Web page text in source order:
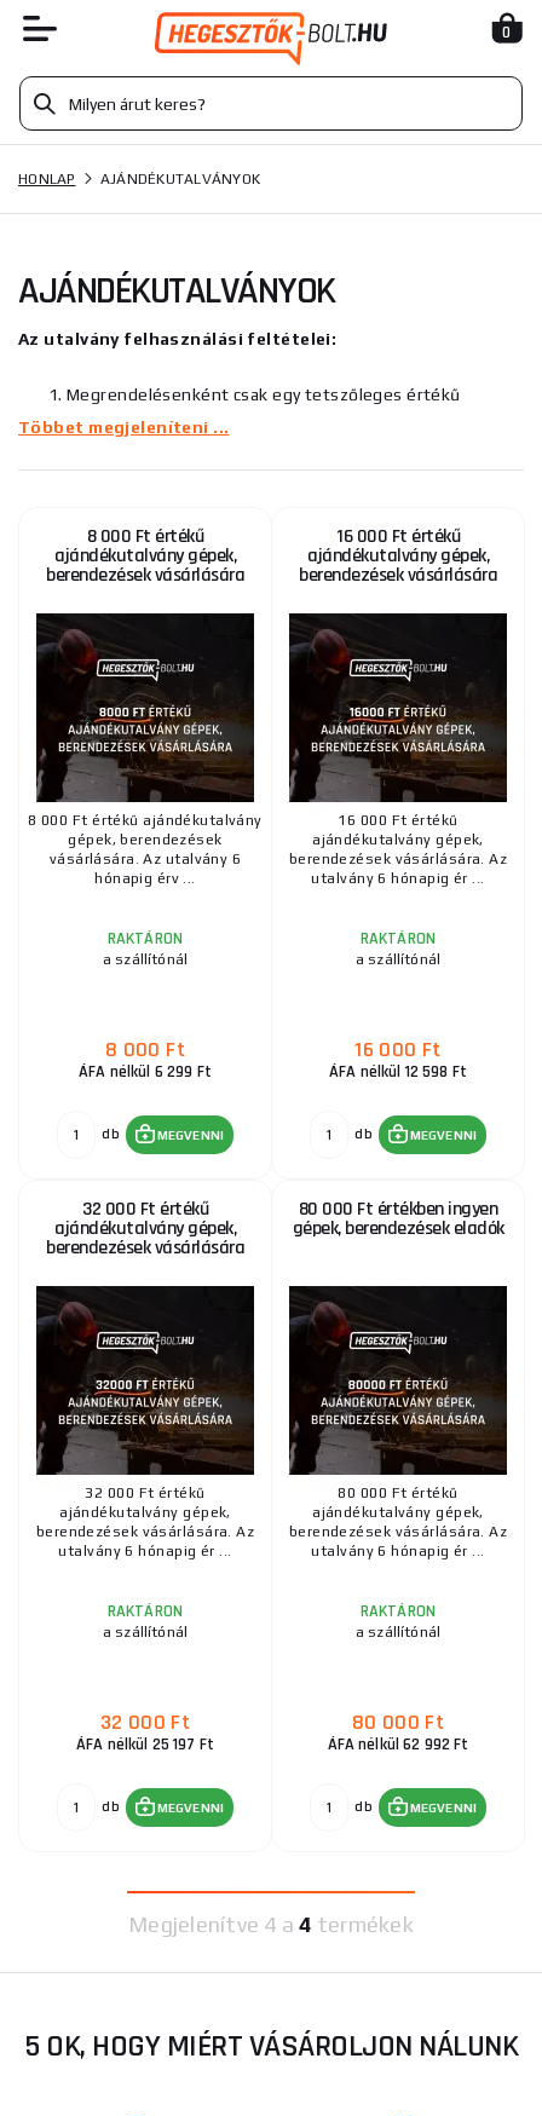
0
HONLAP AJÁNDÉKUTALVÁNYOK
AJÁNDÉKUTALVÁNYOK
Az utalvány felhasználási feltételei:
Megrendelésenként csak egy tetszőleges értékű
utalvány használható fel.
össze.
akkor abban a rendelésben további kedvezményeket már
nem vehet igénybe pl. -1% előre fizetés esetén stb.
utalványt szeretne vásárolni, kérjük, vegye fel velünk a
kapcsolatot telefonon vagy e-mailben, mi pedig kívánsága
szerint elkészítjük az utalványt. Az utalvány összege az ÁFA-t
is tartalmazza.
Többet megjeleníteni ...
8 000 Ft értékű
ajándékutalvány gépek,
berendezések vásárlására
8 000 Ft értékű ajándékutalvány
gépek, berendezések
vásárlására. Az utalvány 6
hónapig érv ...
RAKTÁRON
a szállítónál
8 000 Ft
ÁFA nélkül 6 299 Ft
db MEGVENNI
16 000 Ft értékű
ajándékutalvány gépek,
berendezések vásárlására
16 000 Ft értékű
ajándékutalvány gépek,
berendezések vásárlására. Az
utalvány 6 hónapig ér ...
RAKTÁRON
a szállítónál
16 000 Ft
ÁFA nélkül 12 598 Ft
db MEGVENNI
32 000 Ft értékű
ajándékutalvány gépek,
berendezések vásárlására
32 000 Ft értékű
ajándékutalvány gépek,
berendezések vásárlására. Az
utalvány 6 hónapig ér ...
RAKTÁRON
a szállítónál
32 000 Ft
ÁFA nélkül 25 197 Ft
db MEGVENNI
80 000 Ft értékben ingyen
gépek, berendezések eladók
80 000 Ft értékű
ajándékutalvány gépek,
berendezések vásárlására. Az
utalvány 6 hónapig ér ...
RAKTÁRON
a szállítónál
80 000 Ft
ÁFA nélkül 62 992 Ft
db MEGVENNI
Megjelenítve 4 a4 termékek
5 OK, HOGY MIÉRT VÁSÁROLJON NÁLUNK